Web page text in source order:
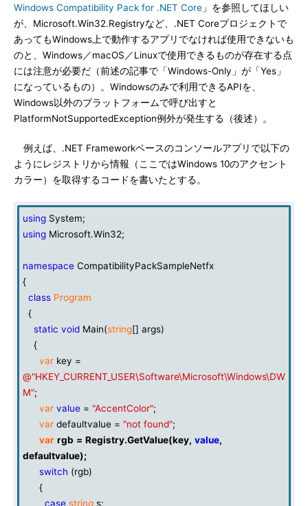
Windows Compatibility Pack for .NET Core 」を参照してほしい
が、Microsoft.Win32.Registryなど、.NET Coreプロジェクトで
あってもWindows上で動作するアプリでなければ使用できないも
のと、Windows／macOS／Linuxで使用できるものが存在する点
には注意が必要だ（前述の記事で「Windows-Only」が「Yes」
になっているもの）。Windowsのみで利用できるAPIを、
Windows以外のプラットフォームで呼び出すと
PlatformNotSupportedException例外が発生する（後述）。
例えば、.NET Frameworkベースのコンソールアプリで以下の
ようにレジストリから情報（ここではWindows 10のアクセント
カラー）を取得するコードを書いたとする。
using System;
using Microsoft.Win32;
namespace CompatibilityPackSampleNetfx
{
class Program
{
static void Main(string[] args)
{
var key =
@"HKEY_CURRENT_USER\Software\Microsoft\Windows\DW
M";
var value = "AccentColor";
var defaultvalue = "not found";
var rgb = Registry.GetValue(key, value,
defaultvalue);
switch (rgb)
{
case string s: